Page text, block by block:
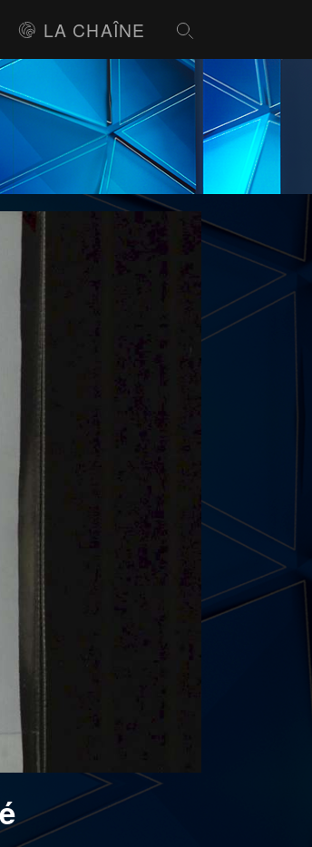
LA CHAÎNE